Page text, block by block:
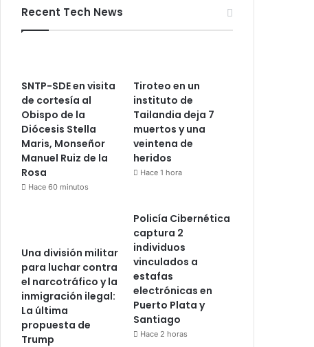
Recent Tech News
SNTP-SDE en visita
de cortesía al
Obispo de la
Diócesis Stella
Maris, Monseñor
Manuel Ruiz de la
Rosa
Hace 60 minutos
Tiroteo en un
instituto de
Tailandia deja 7
muertos y una
veintena de
heridos
Hace 1 hora
Una división militar
para luchar contra
el narcotráfico y la
inmigración ilegal:
La última
propuesta de
Trump
Policía Cibernética
captura 2
individuos
vinculados a
estafas
electrónicas en
Puerto Plata y
Santiago
Hace 2 horas